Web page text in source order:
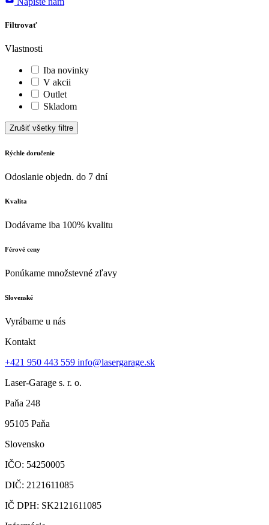
Filtrovať
Vlastnosti
Iba novinky
V akcii
Outlet
Skladom
Zrušiť všetky filtre
Rýchle doručenie
Odoslanie objedn. do 7 dní
Kvalita
Dodávame iba 100% kvalitu
Férové ceny
Ponúkame množstevné zľavy
Slovenské
Vyrábame u nás
Kontakt
+421 950 443 559 info@lasergarage.sk
Laser-Garage s. r. o.
Paňa 248
95105 Paňa
Slovensko
IČO: 54250005
DIČ: 2121611085
IČ DPH: SK2121611085